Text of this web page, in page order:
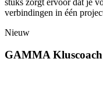
verbindingen in één
Nieuw
GAMMA Kluscoach